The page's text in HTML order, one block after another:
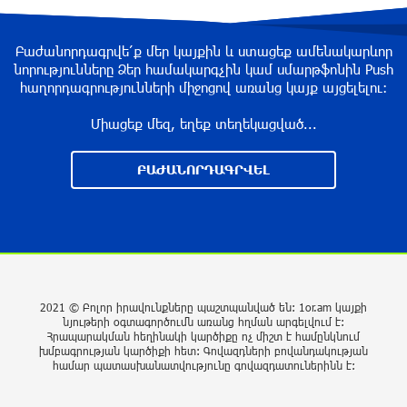
Մեքենաներից գողություններ և շորթում
Երևանում. բացահայտվել է «Տեսլայով»
հանցավոր խումբը
3 ժամ առաջ
Նոր հաղորդագրություն՝ Wildberries-ից․ ի՞նչ
3 ժամ առաջ
Microsoft-ը հայտարարել է ռուսական «Storm-
2945»-ի կողմից լայնածավալ
Բաժանորդագրվե՛ք մեր կայքին և ստացեք ամենակարևոր
նորությունները Ձեր համակարգչին կամ սմարթֆոնին Push
հաղորդագրությունների միջոցով առանց կայք այցելելու։
Միացեք մեզ, եղեք տեղեկացված...
ԲԱԺԱՆՈՐԴԱԳՐՎԵԼ
2021 © Բոլոր իրավունքները պաշտպանված են: 1or.am կայքի
նյութերի օգտագործումն առանց հղման արգելվում է:
Հրապարակման հեղինակի կարծիքը ոչ միշտ է համընկնում
խմբագրության կարծիքի հետ: Գովազդների բովանդակության
համար պատասխանատվությունը գովազդատուներինն է: